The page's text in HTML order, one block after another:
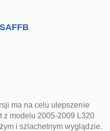
ma na celu ulepszenie
z modelu 2005-2009 L320
i szlachetnym wyglądzie.